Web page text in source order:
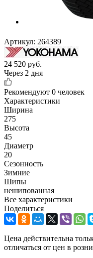
Артикул: 264389
24 520 руб.
Через 2 дня
Рекомендуют 0 человек
Характеристики
Ширина
275
Высота
45
Диаметр
20
Сезонность
Зимние
Шипы
нешипованная
Все характеристики
Поделиться
Цена действительна
отличаться от цен в